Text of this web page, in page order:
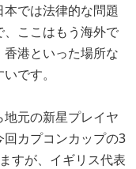
本では法律的な問題
、ここはもう海外で
港といった場所な
です。
元の新星プレイヤ
カプコンカップの3
すが、イギリス代表